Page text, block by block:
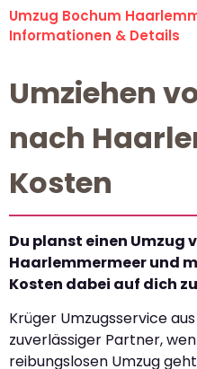
Umzug Bochum
Informationen & Details
Umziehen
nach
Kosten
Du planst einen Umzug
Haarlemmermeer und
Kosten dabei auf dich
Krüger Umzugsservice
zuverlässiger Partner,
reibungslosen Umzug